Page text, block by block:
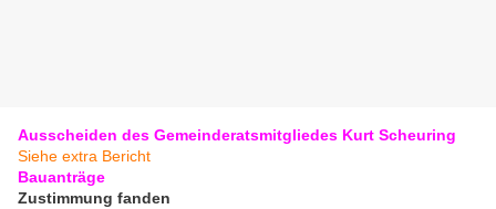
Ausscheiden des Gemeinderatsmitgliedes Kurt Scheuring
Siehe extra Bericht
Bauanträge
Zustimmung fanden